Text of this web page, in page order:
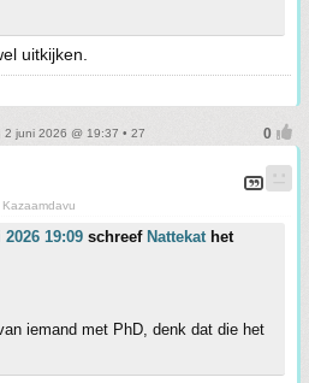
uitkijken.
2 juni 2026 @ 19:37 • 27
Kazaamdavu
19:09 schreef Nattekathet
iemand met PhD, denk dat die het